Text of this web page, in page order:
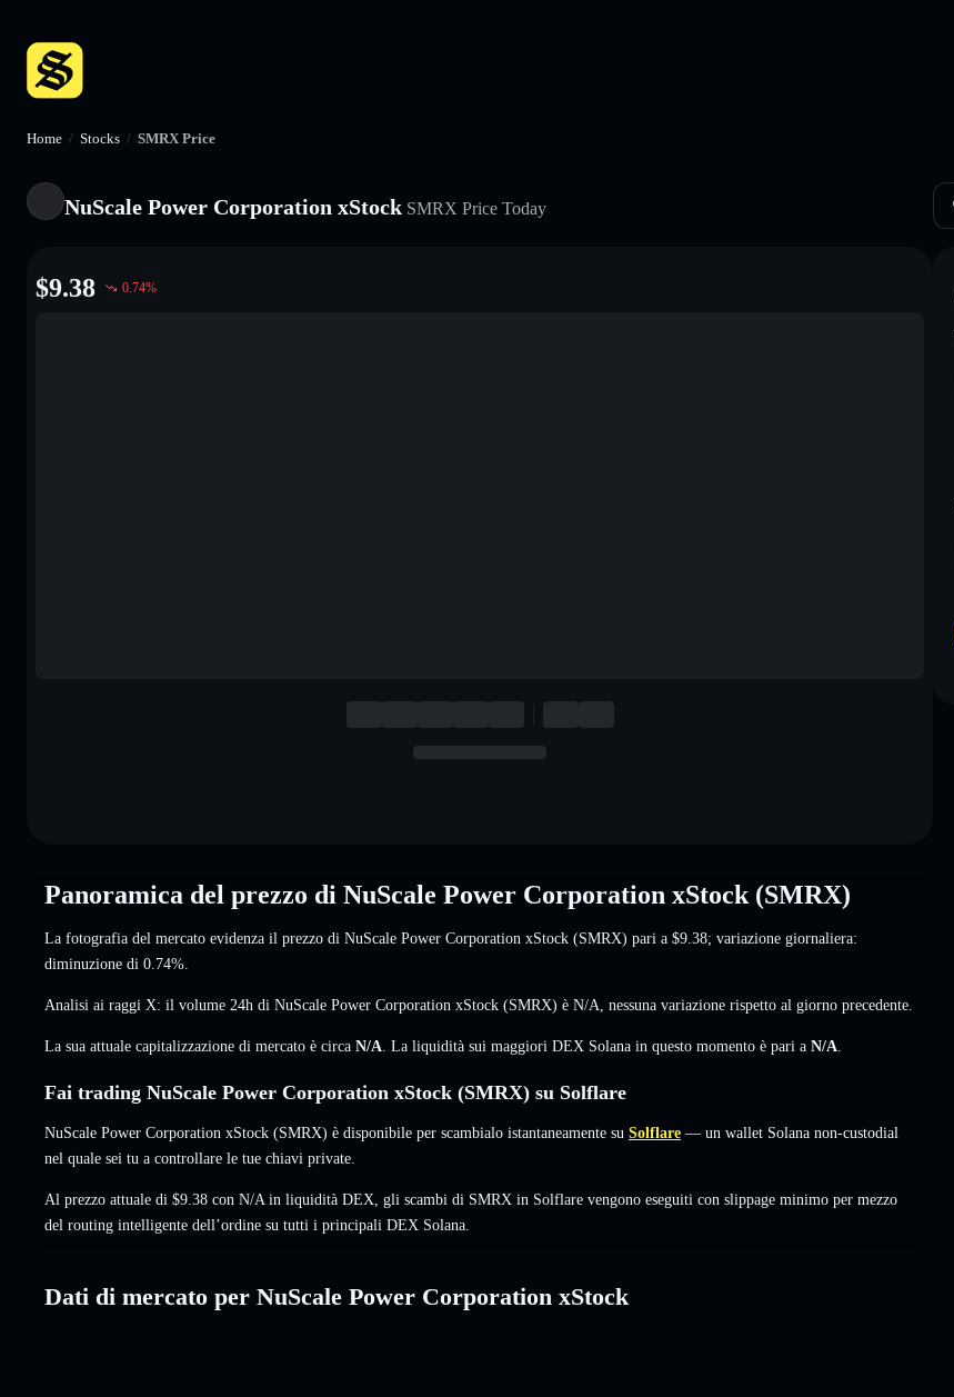
Home / Stocks / SMRX Price
NuScale Power Corporation xStock SMRX Price Today
$9.38 0.74%
Panoramica del prezzo di NuScale Power Corporation xStock (SMRX)
La fotografia del mercato evidenza il prezzo di NuScale Power Corporation xStock (SMRX) pari a $9.38; variazione giornaliera:
diminuzione di 0.74%
Analisi ai raggi X: il volume 24h di NuScale Power Corporation xStock (SMRX) è N/A nessuna variazione rispetto al giorno precedente.
La sua attuale capitalizzazione di mercato è circa N/A . La liquidità sui maggiori DEX Solana in questo momento è pari a N/A
Fai trading NuScale Power Corporation xStock (SMRX) su Solflare
NuScale Power Corporation xStock (SMRX) è disponibile per scambialo istantaneamente su Solflare — un wallet Solana non-custodial
nel quale sei tu a controllare le tue chiavi private.
Al prezzo attuale di $9.38 con N/A in liquidità DEX, gli scambi di SMRX in Solflare vengono eseguiti con slippage minimo per mezzo
del routing intelligente dell’ordine su tutti i principali DEX Solana.
Dati di mercato per NuScale Power Corporation xStock